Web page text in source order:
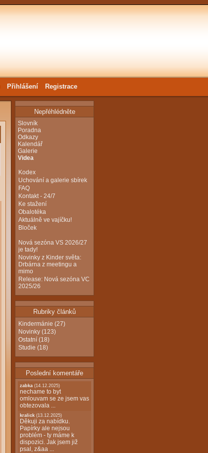
Přihlášení Registrace
Nepřéhlédněte
Slovník
Poradna
Odkazy
Kalendář
Galerie
Videa
Kodex
Uchování a galerie sbírek
FAQ
Kontakt - 24/7
Ke stažení
Obalotéka
Aktuálně ve vajíčku!
Bloček
Nová sezóna VS 2026/27
je tady!
Novinky z Kinder světa:
Drbárna z meetingu a
mimo
Release: Nová sezóna VC
2025/26
Rubriky článků
Kindermánie (27)
Novinky (123)
Ostatní (18)
Studie (18)
Poslední komentáře
zabka (14.12.2025)
nechame to byt
omlouvam se ze jsem vas
obtezovala ...
kralick (13.12.2025)
Děkuji za nabídku.
Papírky ale nejsou
problém - ty máme k
dispozici. Jak jsem již
psal, z&aa ...